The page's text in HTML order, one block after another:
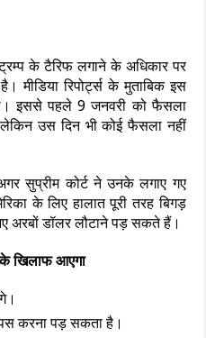
ट्रम्प के टैरिफ लगाने के अधिकार पर
मीडिया रिपोर्ट्स के मुताबिक इस
इससे पहले 9 जनवरी को फैसला
उस दिन भी कोई फैसला नहीं
सुप्रीम कोर्ट ने उनके लगाए गए
के लिए हालात पूरी तरह बिगड़
डॉलर लौटाने पड़ सकते हैं।
के खिलाफ आएगा
करना पड़ सकता है।